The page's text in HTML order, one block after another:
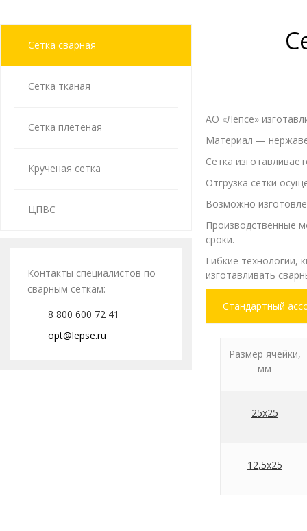
Сетка сварная
Сетка тканая
Сетка плетеная
Крученая сетка
ЦПВС
Контакты специалистов по
сварным сеткам:
8 800 600 72 41
opt@lepse.ru
АО «Лепсе»
Материал —
Сетка
Отгрузка сетки
Возможно
Производственные
сроки.
Гибкие технологии,
изготавливать
Стандартный
Размер ячейки,
мм
25х25
12,5х25